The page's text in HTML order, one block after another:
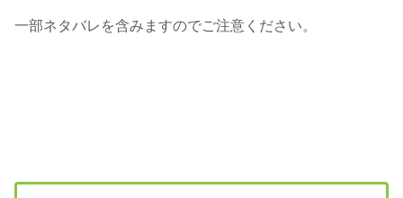
一部ネタバレを含みますのでご注意ください。